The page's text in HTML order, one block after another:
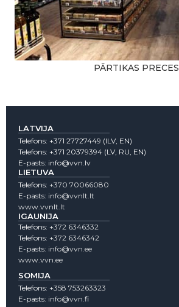
PĀRTIKAS PRECES
LATVIJA
Telefons: +371 27727449 (lLV, EN)
Telefons: +371 20379394 (LV, RU, EN)
E-pasts: info@vvn.lv
LIETUVA
Telefons: +370 70066080
E-pasts: info@vvnlt.lt
www.vvnlt.lt
IGAUNIJA
Telefons: +372 6346332
Telefons: +372 6346342
E-pasts: info@vvn.ee
www.vvn.ee
SOMIJA
Telefons: +358 753263323
E-pasts: info@vvn.fi